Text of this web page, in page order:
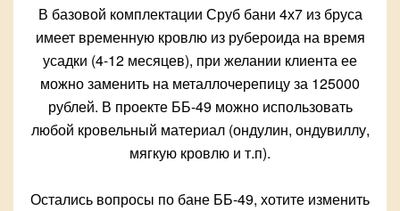
В базовой комплектации Сруб бани 4х7 из бруса
имеет временную кровлю из рубероида на время
усадки (4-12 месяцев), при желании клиента ее
можно заменить на металлочерепицу за 125000
рублей. В проекте ББ-49 можно использовать
любой кровельный материал (ондулин, ондувиллу,
мягкую кровлю и т.п).
Остались вопросы по бане ББ-49, хотите изменить